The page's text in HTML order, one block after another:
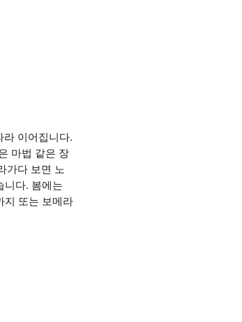
이어집니다.
마법 같은 장
가다 보면 노
니다. 봄에는
지 또는 보메라